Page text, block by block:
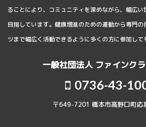
ることにより、コミュニティを深めながら、幅広い
目指しています。健康増進のための運動から専門
ツまで幅広く活動できるように多くの方に参加して
一般社団法人 ファインク
0736-43-
〒649-7201 橋本市高野口町応